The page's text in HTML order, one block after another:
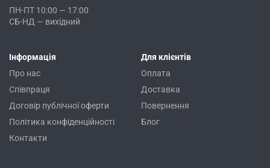
ПН-ПТ 10:00 — 17:00
СБ-НД — вихідний
Інформація
Про нас
Співпраця
Договір публічної оферти
Політика конфіденційності
Контакти
Для клієнтів
Оплата
Доставка
Повернення
Блог